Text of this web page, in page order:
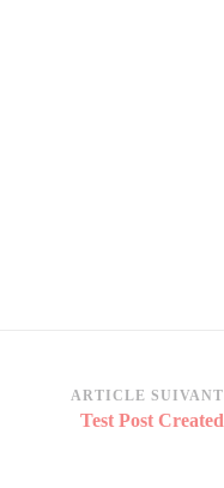
ARTICLE SUIVANT
Test Post Created